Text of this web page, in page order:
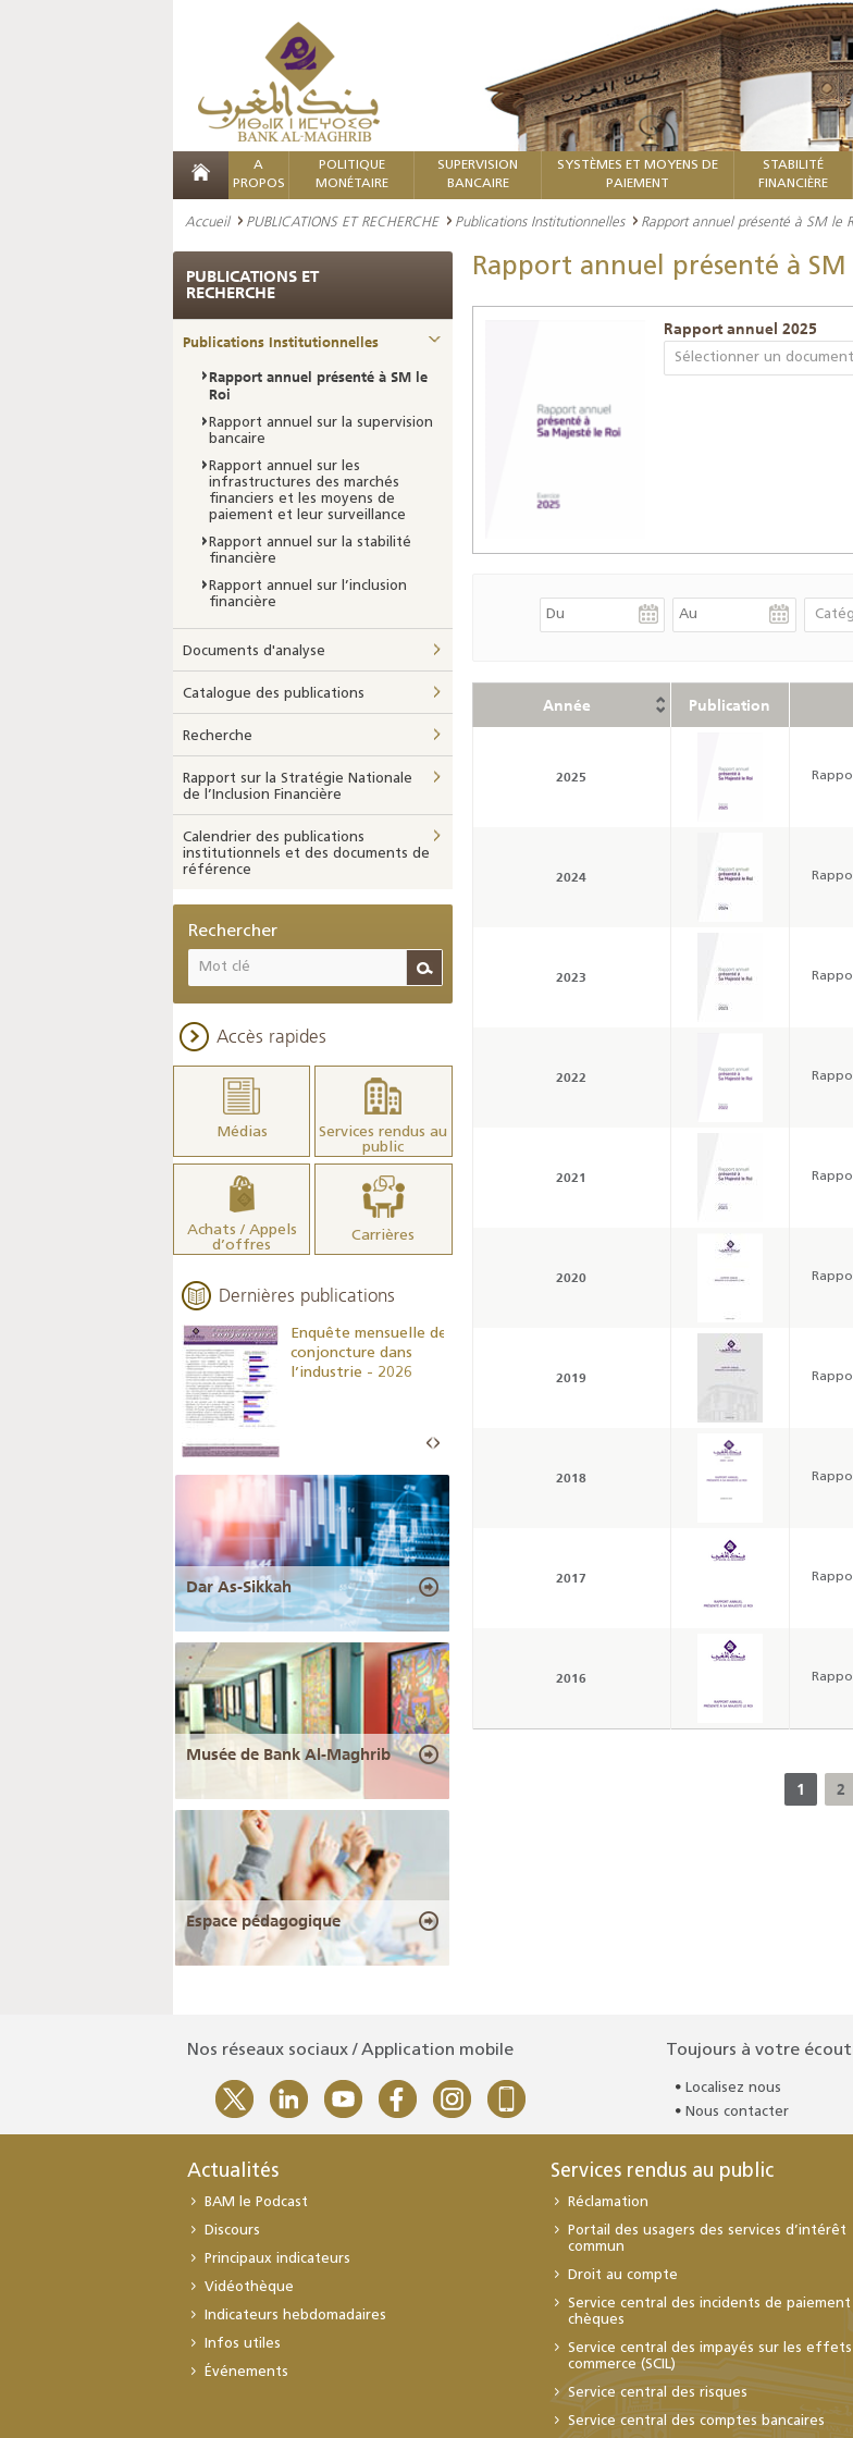
A
PROPOS
POLITIQUE
MONÉTAIRE
SUPERVISION
BANCAIRE
SYSTÈMES ET MOYENS DE
PAIEMENT
STABILITÉ
FINANCIÈRE
Accueil PUBLICATIONS ET RECHERCHE Publications Institutionnelles Rapport annuel présenté à SM le
Rapport annuel présenté à SM
Rapport annuel 2025
Année Publication
2025
2024
2023
2022
2021
2020
2019
2018
2017
2016
1 2
PUBLICATIONS ET
RECHERCHE
Publications Institutionnelles
Rapport annuel présenté à SM le
Roi
Rapport annuel sur la supervision
bancaire
Rapport annuel sur les
infrastructures des marchés
financiers et les moyens de
paiement et leur surveillance
Rapport annuel sur la stabilité
financière
Rapport annuel sur l’inclusion
financière
Documents d'analyse
Catalogue des publications
Recherche
Rapport sur la Stratégie Nationale
de l’Inclusion Financière
Calendrier des publications
institutionnels et des documents de
référence
Rechercher
Accès rapides
Médias
Services rendus au
public
Achats / Appels
d’offres
Carrières
Dernières publications
Enquête mensuelle de
conjoncture dans
l’industrie - 2026
Résultats trimestriels
conjoncture - 2026
Dar As-Sikkah
Musée de Bank Al-Maghrib
Espace pédagogique
Nos réseaux sociaux / Application mobile Toujours à votre
Localisez nous
Nous contacter
Actualités
BAM le Podcast
Discours
Principaux indicateurs
Vidéothèque
Indicateurs hebdomadaires
Infos utiles
Événements
Services rendus au public
Réclamation
Portail des usagers des services d’intérêt
commun
Droit au compte
Service central des incidents de paiement
chèques
Service central des impayés sur les
commerce (SCIL)
Service central des risques
Service central des comptes bancaires